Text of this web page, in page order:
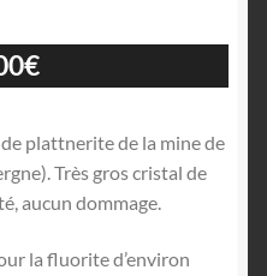
€
plattnerite de la mine de
Très gros cristal de
aucun dommage.
la fluorite d’environ